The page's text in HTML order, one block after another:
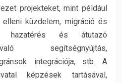
projekteket, mint például
küzdelem, migráció és
hazatérés és átutazó
segítségnyújtás,
integrációja, stb. A
képzések tartásával,